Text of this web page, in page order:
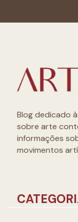
Blog dedicado
sobre arte
informações
movimentos